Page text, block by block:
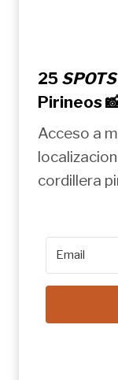
25
Pirineos
Acceso a
cordillera